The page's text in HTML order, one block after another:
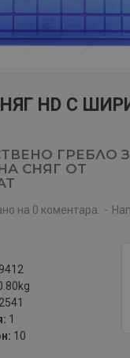
HD С
ГРЕБЛО
СНЯГ ОТ
10
1
на 0 коментара. -